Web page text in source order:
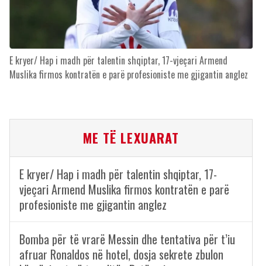
E kryer/ Hap i madh për talentin shqiptar, 17-vjeçari Armend
Muslika firmos kontratën e parë profesioniste me gjigantin anglez
ME TË LEXUARAT
E kryer/ Hap i madh për talentin shqiptar, 17-
vjeçari Armend Muslika firmos kontratën e parë
profesioniste me gjigantin anglez
Bomba për të vrarë Messin dhe tentativa për t’iu
afruar Ronaldos në hotel, dosja sekrete zbulon